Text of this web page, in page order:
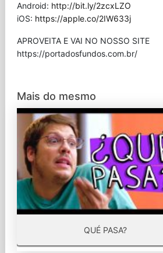
Android: http://bit.ly/2zcxLZO
iOS: https://apple.co/2IW633j
APROVEITA E VAI NO NOSSO SITE
⁠https://portadosfundos.com.br/
Mais do mesmo
QUÉ PASA?